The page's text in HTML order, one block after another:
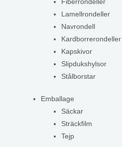
Fiberrondeller
Lamellrondeller
Navrondell
Kardborrerondeller
Kapskivor
Slipdukshylsor
Stålborstar
Emballage
Säckar
Sträckfilm
Tejp